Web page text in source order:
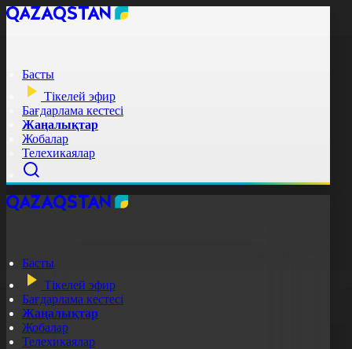
Басты
Тікелей эфир
Бағдарлама кестесі
Жаңалықтар
Жобалар
Телехикаялар
Басты
Тікелей эфир
Бағдарлама кестесі
Жаңалықтар
Жобалар
Телехикаялар